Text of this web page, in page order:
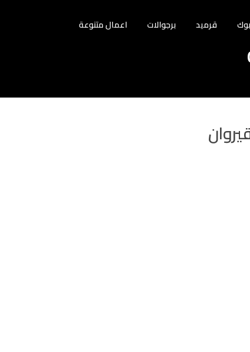
قرميد برجوالات اعمال متنوعة